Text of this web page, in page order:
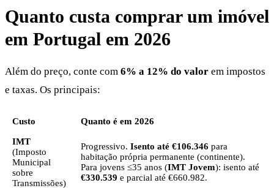
Quanto custa comprar um imóvel
em Portugal em 2026
Além do preço, conte com 6% a 12% do valor em impostos
e taxas. Os principais:
Custo Quanto é em 2026
IMT
(Imposto
Municipal
sobre
Transmissões)
Progressivo. Isento até €106.346 para
habitação própria permanente (continente).
Para jovens ≤35 anos (IMT Jovem): isento até
€330.539 e parcial até €660.982.